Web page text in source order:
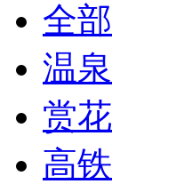
全部
温泉
赏花
高铁